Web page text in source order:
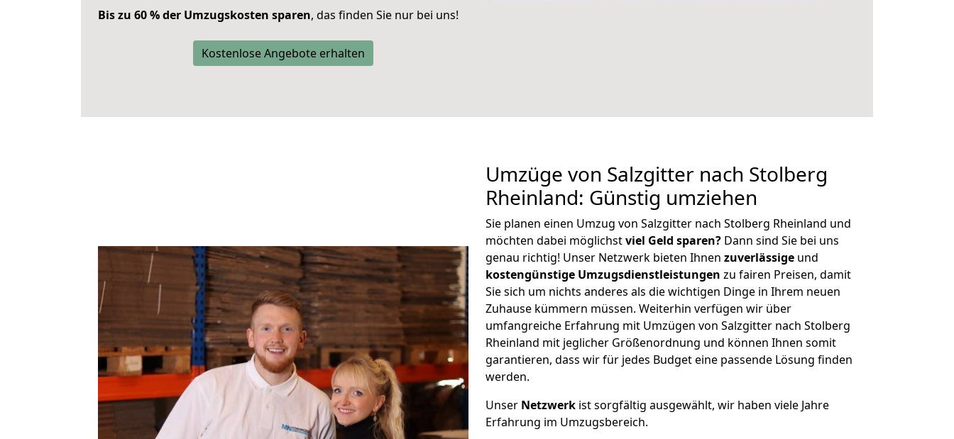
Bis zu 60 % der Umzugskosten sparen, das finden Sie nur bei uns!
Kostenlose Angebote erhalten
Umzüge von Salzgitter nach Stolberg
Rheinland: Günstig umziehen
Sie planen einen Umzug von Salzgitter nach Stolberg Rheinland und
möchten dabei möglichstviel Geld sparen? Dann sind Sie bei uns
genau richtig! Unser Netzwerk bieten Ihnen zuverlässige und
kostengünstige Umzugsdienstleistungen zu fairen Preisen, damit
Sie sich um nichts anderes als die wichtigen Dinge in Ihrem neuen
Zuhause kümmern müssen. Weiterhin verfügen wir über
umfangreiche Erfahrung mit Umzügen von Salzgitter nach Stolberg
Rheinland mit jeglicher Größenordnung und können Ihnen somit
garantieren, dass wir für jedes Budget eine passende Lösung finden
werden.
Unser Netzwerk ist sorgfältig ausgewählt, wir haben viele Jahre
Erfahrung im Umzugsbereich.